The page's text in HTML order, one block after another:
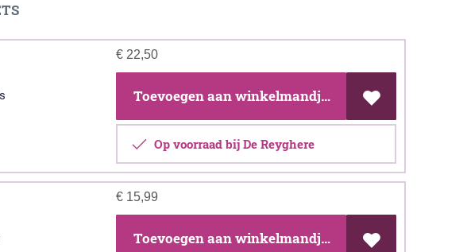
€22,50
Toevoegen aan winkelmandje
Op voorraad bij De Reyghere
€15,99
Toevoegen aan winkelmandje